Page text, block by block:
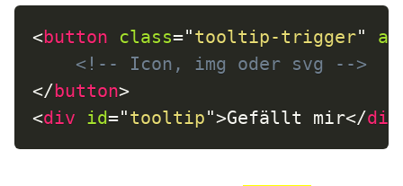
<button class="tooltip-trigger"
<!-- Icon, img oder svg -->
</button>
<div id="tooltip">Gefällt mir</div